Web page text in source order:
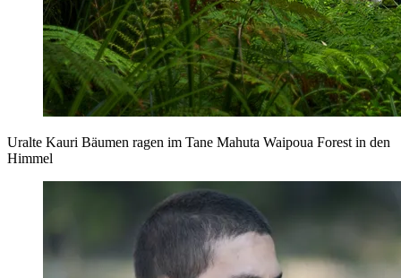
Uralte Kauri Bäumen ragen im Tane Mahuta Waipoua Forest in den
Himmel